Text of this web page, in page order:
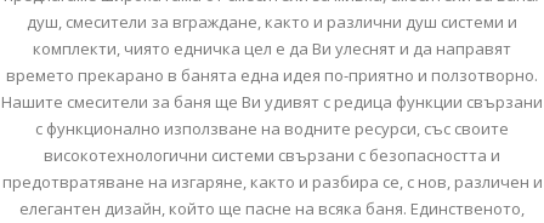
душ, смесители за вграждане, както и различни душ системи и
комплекти, чиято едничка цел е да Ви улеснят и да направят
времето прекарано в банята една идея по-приятно и ползотворно.
Нашите смесители за баня ще Ви удивят с редица функции свързани
с функционално използване на водните ресурси, със своите
високотехнологични системи свързани с безопасността и
предотвратяване на изгаряне, както и разбира се, с нов, различен и
елегантен дизайн, който ще пасне на всяка баня. Единственото,